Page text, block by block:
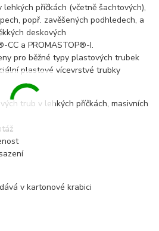
příčkách (včetně šachtových),
popř. zavěšených podhledech, a
deskových
CC a PROMASTOP®-I.
pro běžné typy plastových trubek
plastové vícevrstvé trubky
trub v lehkých příčkách, masivních
v kartonové krabici